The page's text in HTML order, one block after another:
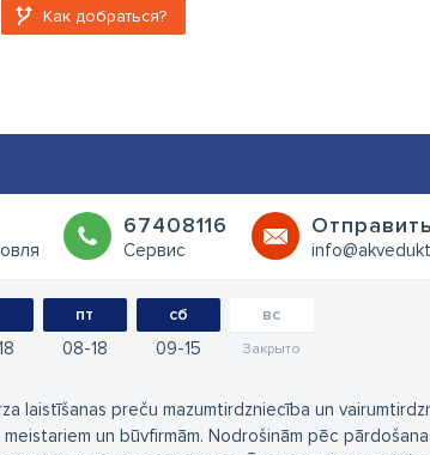
Как добраться?
67408116
Сервис
пт
08 18
сб
09 15
вс
Закрыто
laistīšanas preču mazumtirdzniecība un
un būvfirmām. Nodrošinām pēc